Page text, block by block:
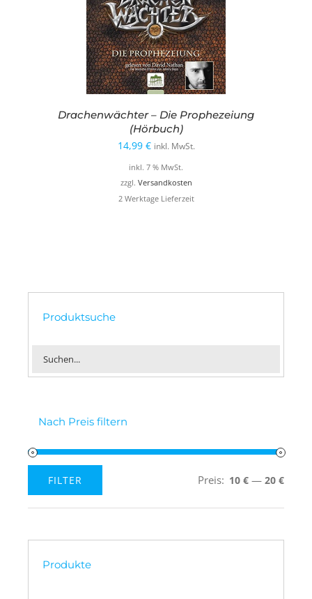
Drachenwächter – Die Prophezeiung
(Hörbuch)
14,99 € inkl. MwSt.
inkl. 7 % MwSt.
zzgl. Versandkosten
2 Werktage Lieferzeit
Produktsuche
Nach Preis filtern
Preis
Preis
FILTER Preis: 10 € — 20 €
Produkte